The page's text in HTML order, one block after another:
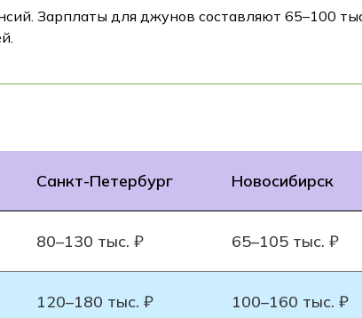
Зарплаты для джунов составляют 65–100
Санкт-Петербург Новосибирск
80–130 тыс. ₽ 65–105 тыс. ₽
120–180 тыс. ₽ 100–160 тыс. ₽